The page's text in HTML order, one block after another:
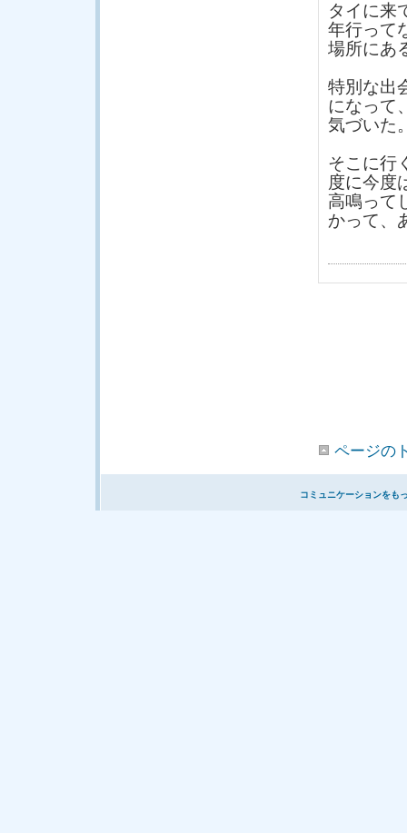
タイに来
年行って
場所にあ
特別な出
になって
気づいた
そこに行
度に今度
高鳴って
かって、
ページの
コミュニケーションをも